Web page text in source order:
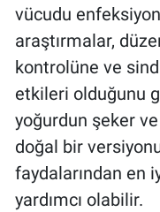
vücudu
araştırmalar,
kontrolüne ve
etkileri olduğunu
yoğurdun şeker
doğal bir
faydalarından en
yardımcı olabilir.